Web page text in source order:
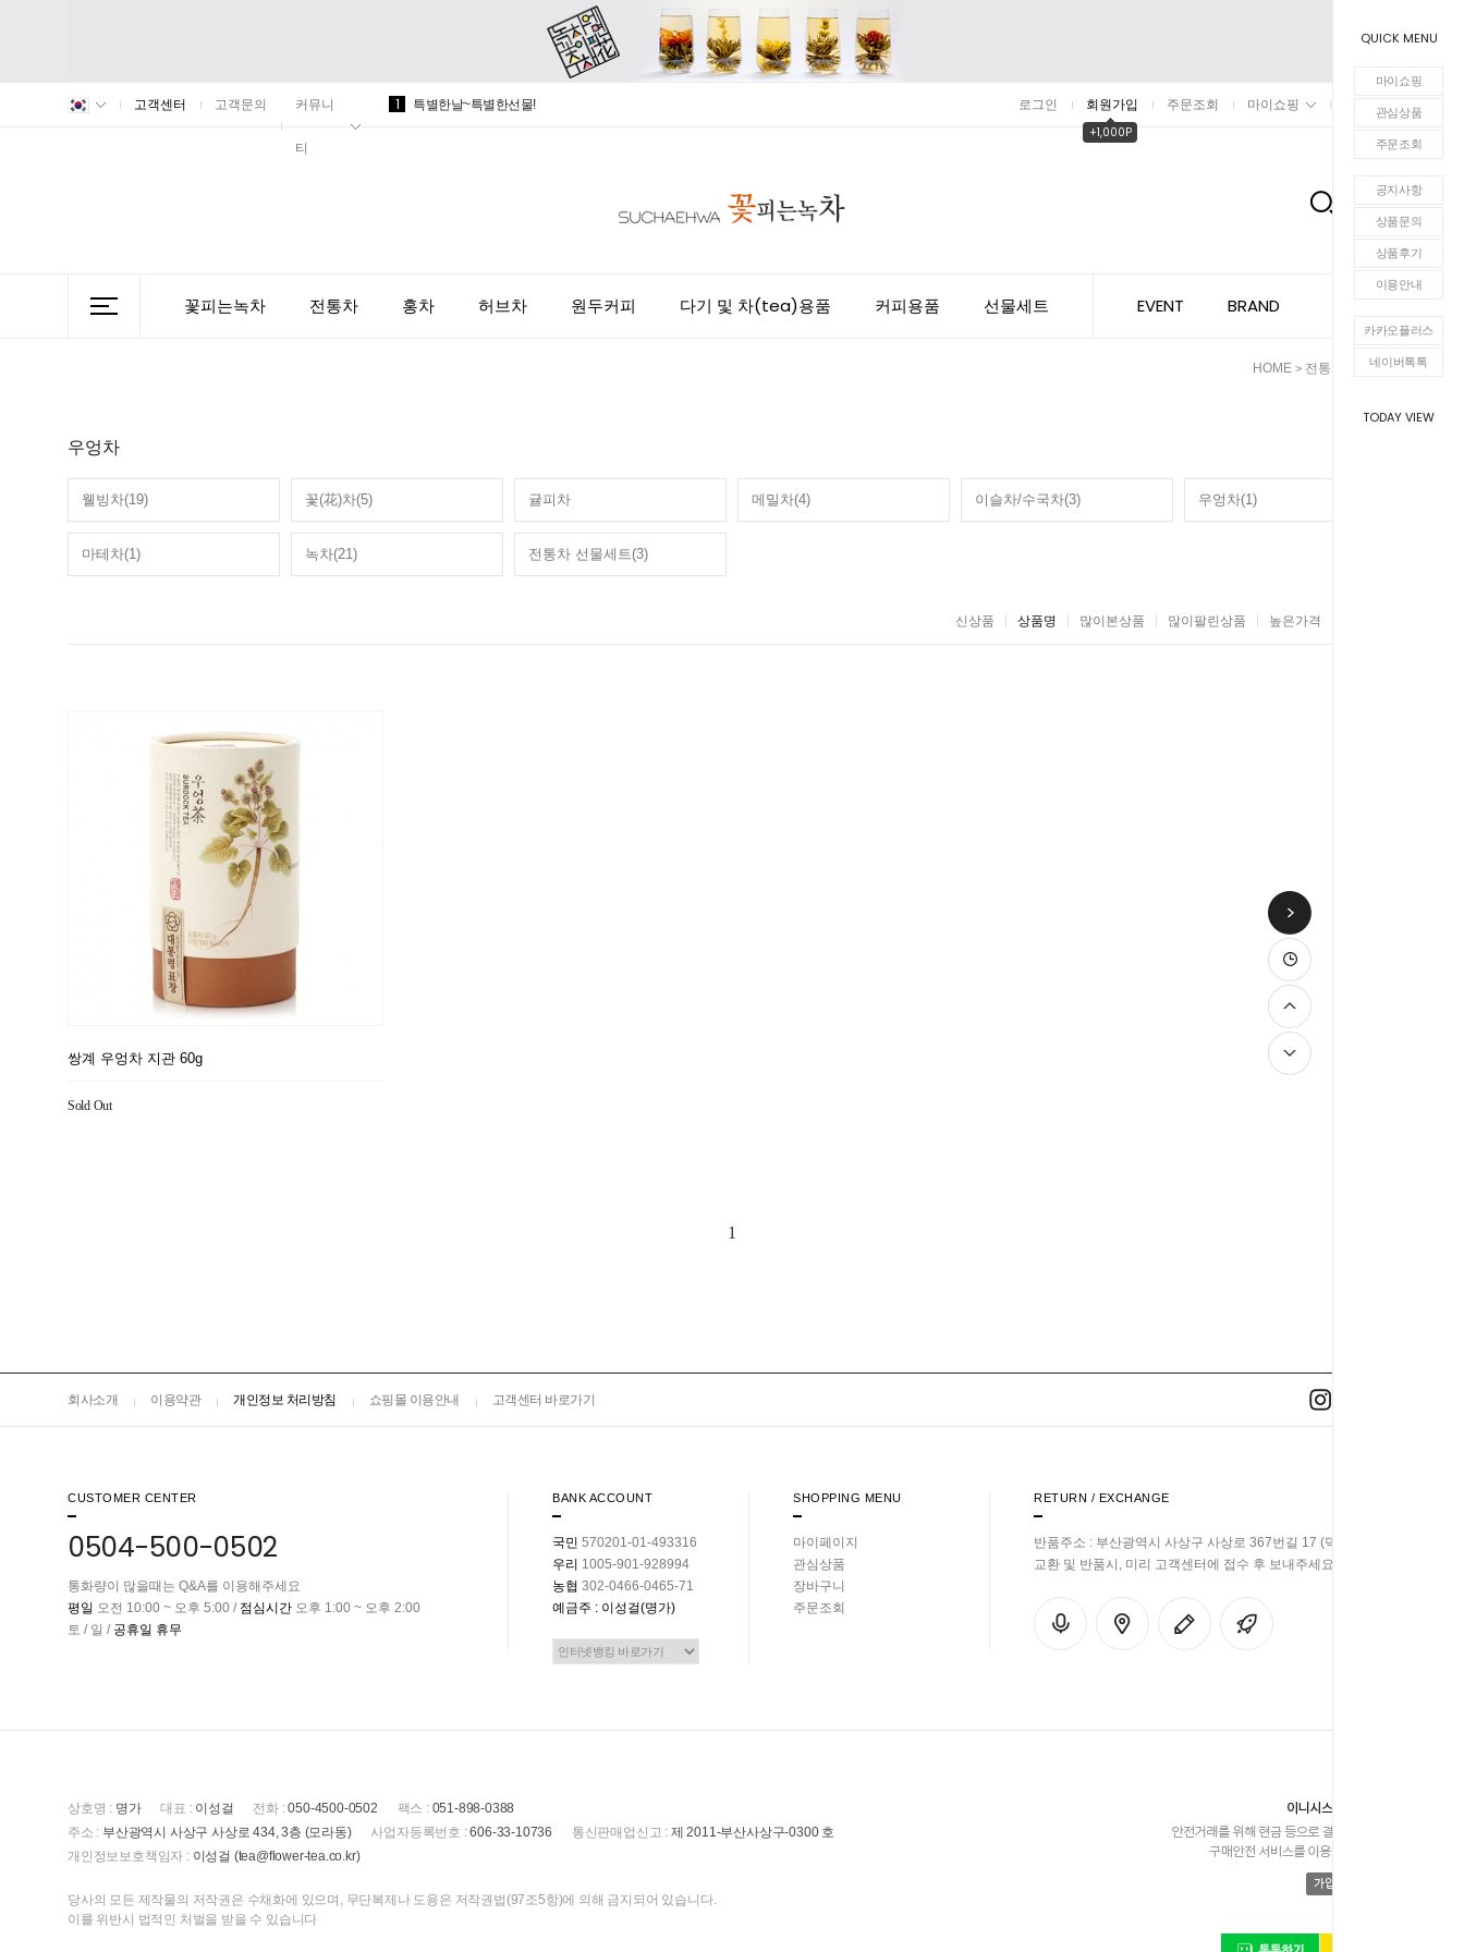
QUICK MENU
마이쇼핑
관심상품
주문조회
공지사항
상품문의
상품후기
이용안내
카카오플러스
네이버톡톡
TODAY VIEW
고객센터 고객문의 커뮤니
티
1 특별한날~특별한선물! 로그인 회원가입
+1,000P
주문조회 마이쇼핑 장바구니
꽃피는녹차 전통차 홍차 허브차 원두커피 다기 및 차(tea)용품 커피용품 선물세트 EVENT BRAND
HOME > 전통차 우엉차
우엉차
웰빙차(19) 꽃(花)차(5) 귤피차 메밀차(4) 이슬차/수국차(3) 우엉차(1)
마테차(1) 녹차(21) 전통차 선물세트(3)
신상품 상품명 많이본상품 많이팔린상품 높은가격
쌍계 우엉차 지관 60g
Sold Out
1
회사소개 이용약관 개인정보 처리방침 쇼핑몰 이용안내 고객센터 바로가기
CUSTOMER CENTER
0504-500-0502
통화량이 많을때는 Q&A를 이용해주세요
평일 오전 10:00 ~ 오후 5:00 / 점심시간 오후 1:00 ~ 오후 2:00
토 / 일 / 공휴일 휴무
BANK ACCOUNT
국민 570201-01-493316
우리 1005-901-928994
농협 302-0466-0465-71
예금주 : 이성걸(명가)
SHOPPING MENU
마이페이지
관심상품
장바구니
주문조회
RETURN / EXCHANGE
반품주소 : 부산광역시 사상구 사상로 367번길 17 (덕포동)
교환 및 반품시, 미리 고객센터에 접수 후 보내주세요
상호명 : 명가 대표 : 이성걸 전화 :050-4500-0502 팩스 : 051-898-0388
주소 : 부산광역시 사상구 사상로 434, 3층 (모라동) 사업자등록번호 :606-33-10736 통신판매업신고 : 제 2011-부산사상구-0300 호
개인정보보호책임자 :이성걸 (tea@flower-tea.co.kr)
당사의 모든 제작물의 저작권은 수채화에 있으며, 무단복제나 도용은 저작권법(97조5항)에 의해 금지되어 있습니다.
이를 위반시 법적인 처벌을 받을 수 있습니다